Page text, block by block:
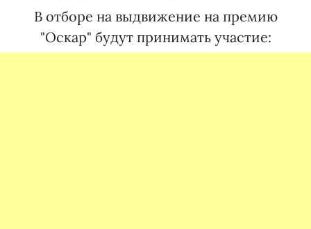
В отборе на выдвижение на премию
"Оскар" будут принимать участие: